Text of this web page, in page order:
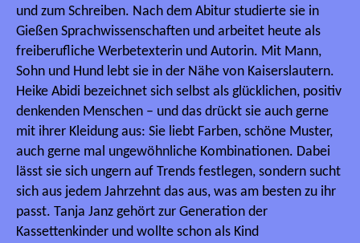
und zum Schreiben. Nach dem Abitur studierte sie in
Gießen Sprachwissenschaften und arbeitet heute als
freiberufliche Werbetexterin und Autorin. Mit Mann,
Sohn und Hund lebt sie in der Nähe von Kaiserslautern.
Heike Abidi bezeichnet sich selbst als glücklichen, positiv
denkenden Menschen – und das drückt sie auch gerne
mit ihrer Kleidung aus: Sie liebt Farben, schöne Muster,
auch gerne mal ungewöhnliche Kombinationen. Dabei
lässt sie sich ungern auf Trends festlegen, sondern sucht
sich aus jedem Jahrzehnt das aus, was am besten zu ihr
passt. Tanja Janz gehört zur Generation der
Kassettenkinder und wollte schon als Kind